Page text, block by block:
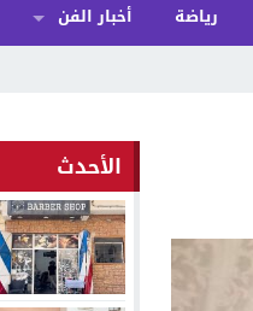
رياضة أخبار الفن
الأحدث